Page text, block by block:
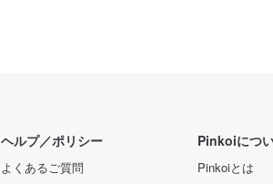
ヘルプ／ポリシー
よくあるご質問
Pinkoiにつ
Pinkoiとは